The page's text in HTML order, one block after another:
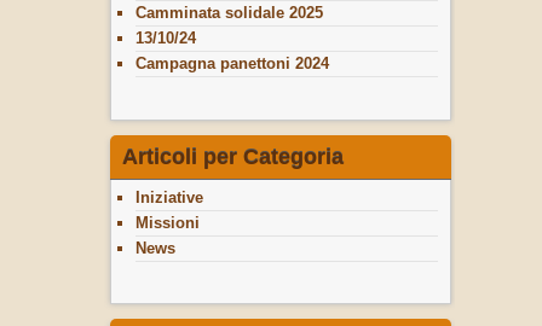
Camminata solidale 2025
13/10/24
Campagna panettoni 2024
Articoli per Categoria
Iniziative
Missioni
News